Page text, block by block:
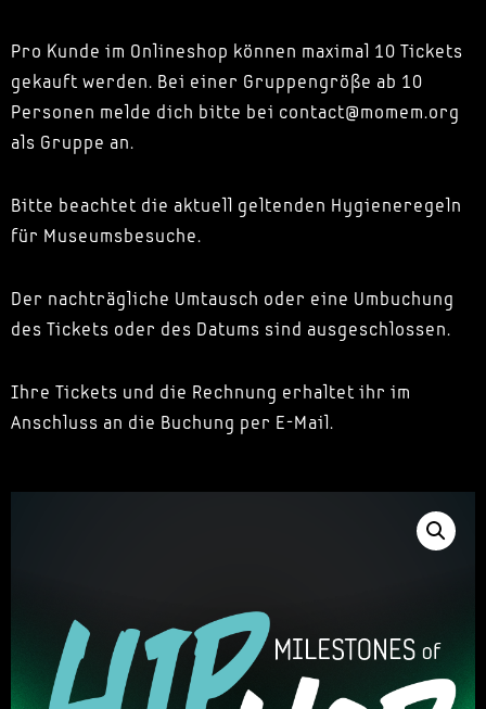
Pro Kunde im Onlineshop können maximal 10 Tickets
gekauft werden. Bei einer Gruppengröße ab 10
Personen melde dich bitte bei contact@momem.org
als Gruppe an.
Bitte beachtet die aktuell geltenden Hygieneregeln
für Museumsbesuche.
Der nachträgliche Umtausch oder eine Umbuchung
des Tickets oder des Datums sind ausgeschlossen.
Ihre Tickets und die Rechnung erhaltet ihr im
Anschluss an die Buchung per E-Mail.